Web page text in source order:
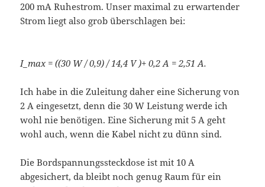
200 mA Ruhestrom. Unser maximal zu erwartender
Strom liegt also grob überschlagen bei:
I_max = ((30 W / 0,9) / 14,4 V )+ 0,2 A = 2,51 A.
Ich habe in die Zuleitung daher eine Sicherung von
2 A eingesetzt, denn die 30 W Leistung werde ich
wohl nie benötigen. Eine Sicherung mit 5 A geht
wohl auch, wenn die Kabel nicht zu dünn sind.
Die Bordspannungssteckdose ist mit 10 A
abgesichert, da bleibt noch genug Raum für ein